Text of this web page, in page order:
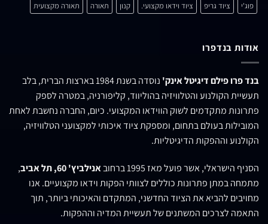
פוג'י
ציוד גריפ ציוד וידאו מקצועי. קנון תאורה תאורה מקצועית
אודות בנדפרו
בנד פרו פילם דיגיטל אינק'
נוסדה בשנת 1984 בארצות הברית, בלב
תעשיית הקולנוע והטלוויזיה בהוליווד, קליפורניה, במטרה לספק
פתרונות מתקדמים לשוק הווידאו המקצועי. כיום, החברה נחשבת לאחת
המובילות בעולם בתחום, ומספקת ציוד איכותי למקצועני הטלוויזיה,
הקולנוע וההפקות הדיגיטליות.
הסניף הישראלי, אשר פועל מאז 1995 ברחוב אנילביץ' 60, תל אביב
,
מתמחה במתן פתרונות כוללים לצוותי הפקות וידאו מקצועיים. אנו
מחויבים להביא את הציוד החדשני, המתקדם והאיכותי ביותר, תוך
התאמה לצרכים המשתנים של תעשיית המדיה וההפקות.